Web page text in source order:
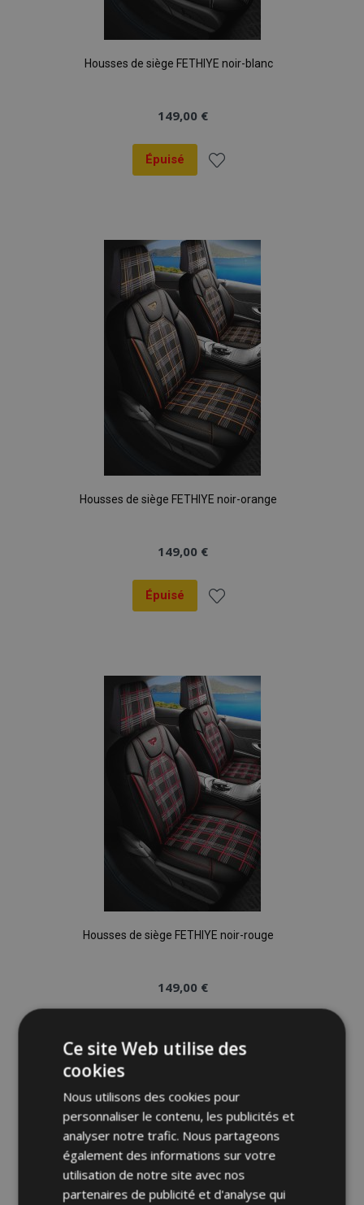
Housses de siège FETHIYE noir-blanc
149,00 €
Épuisé
liste
d'achats
Housses de siège FETHIYE noir-orange
149,00 €
Épuisé
liste
d'achats
Housses de siège FETHIYE noir-rouge
149,00 €
Ajouter
liste
d'achats
Ce site Web utilise des
cookies
Nous utilisons des cookies pour
personnaliser le contenu, les publicités et
analyser notre trafic. Nous partageons
également des informations sur votre
utilisation de notre site avec nos
partenaires de publicité et d'analyse qui